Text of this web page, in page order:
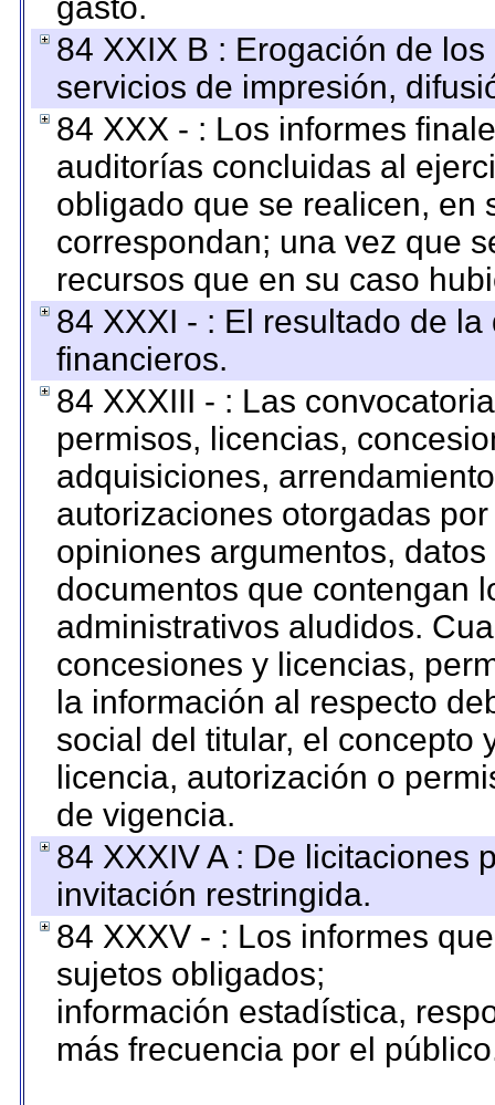
84 XXIX B : Erogación de
servicios de impresión,
84 XXX - : Los informes
auditorías concluidas al
obligado que se realicen, en
correspondan; una vez que
recursos que en su caso
84 XXXI - : El resultado de
financieros.
84 XXXIII - : Las
permisos, licencias,
adquisiciones,
autorizaciones otorgadas
opiniones argumentos,
documentos que contengan
administrativos aludidos.
concesiones y licencias,
la información al respecto
social del titular, el concepto
licencia, autorización o
de vigencia.
84 XXXIV A : De licitaciones
invitación restringida.
84 XXXV - : Los informes
sujetos obligados;
información estadística,
más frecuencia por el